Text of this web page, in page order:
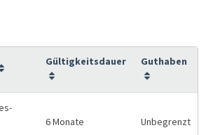
Gültigkeitsdauer Guthaben
6 Monate Unbegrenzt